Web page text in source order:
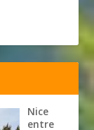
Nice
entre